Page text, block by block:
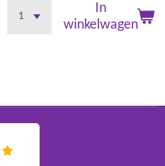
In
winkelwagen